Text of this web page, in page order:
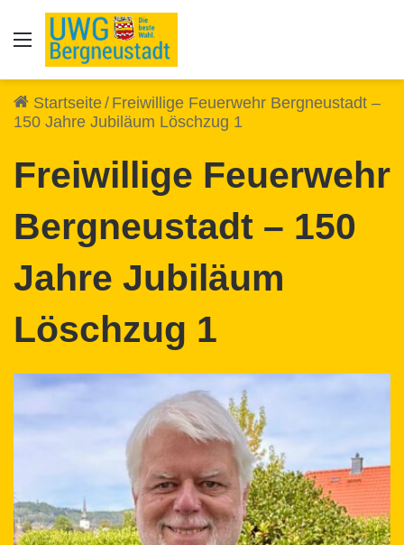
Auswahl
Startseite/ Freiwillige Feuerwehr Bergneustadt –
150 Jahre Jubiläum Löschzug 1
Freiwillige Feuerwehr
Bergneustadt – 150
Jahre Jubiläum
Löschzug 1